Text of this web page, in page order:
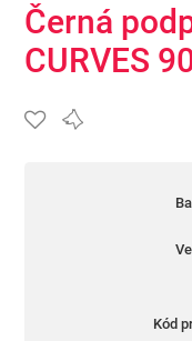
Černá
CURVES
Kód